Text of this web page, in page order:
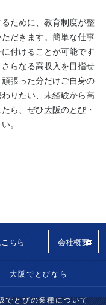
ために、教育制度が整
だきます。簡単な仕事
付けることが可能です
らなる高収入を目指せ
張った分だけご自身の
りたい、未経験から高
ら、ぜひ大阪のとび・
。
ちら 会社概要
大阪でとびなら
でとびの業種について